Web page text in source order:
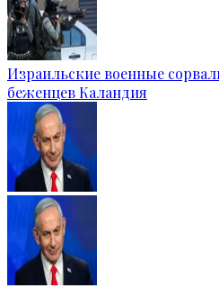
Израильские военные
беженцев Каландия